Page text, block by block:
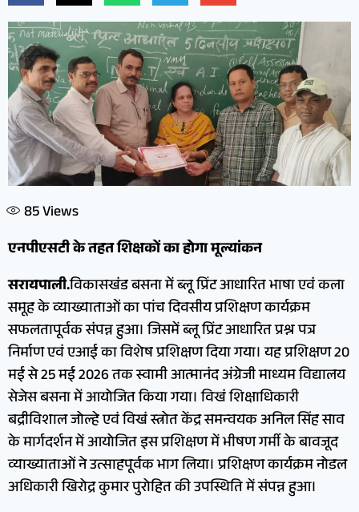
85Views
एनपीएसटी के तहत शिक्षकों का होगा मूल्यांकन
सरायपाली.विकासखंड बसना में ब्लू प्रिंट आधारित भाषा एवं कला
समूह के व्याख्याताओं का पांच दिवसीय प्रशिक्षण कार्यक्रम
सफलतापूर्वक संपन्न हुआ। जिसमें ब्लू प्रिंट आधारित प्रश्न पत्र
निर्माण एवं एआई का विशेष प्रशिक्षण दिया गया। यह प्रशिक्षण 20
मई से 25 मई 2026 तक स्वामी आत्मानंद अंग्रेजी माध्यम विद्यालय
सेजेस बसना में आयोजित किया गया। विखं शिक्षाधिकारी
बद्रीविशाल जोल्हे एवं विखं स्त्रोत केंद्र समन्वयक अनिल सिंह साव
के मार्गदर्शन में आयोजित इस प्रशिक्षण में भीषण गर्मी के बावजूद
व्याख्याताओं ने उत्साहपूर्वक भाग लिया। प्रशिक्षण कार्यक्रम नोडल
अधिकारी खिरोद्र कुमार पुरोहित की उपस्थिति में संपन्न हुआ।